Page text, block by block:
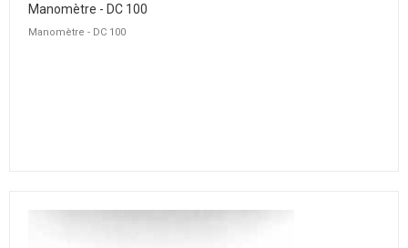
Manomètre - DC 100
Manomètre - DC 100